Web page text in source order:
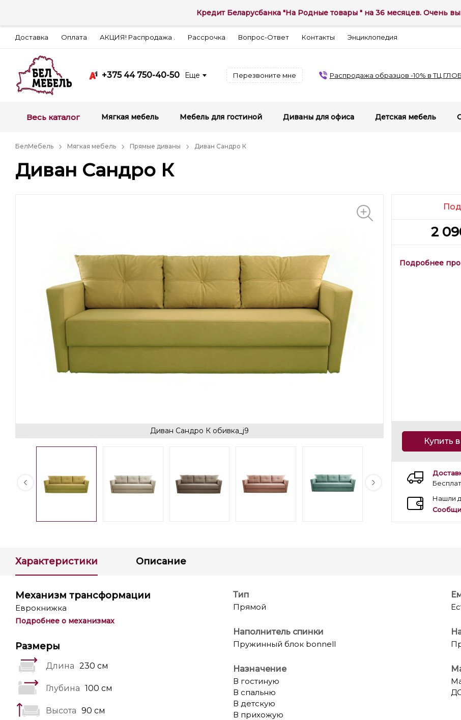
Доставка Оплата АКЦИЯ! Распродажа . Рассрочка Вопрос-Ответ Контакты Энциклопедия
+375 44 750-40-50 Еще Перезвоните мне Распродажа образцов -10% в ТЦ
Весь каталог Мягкая мебель Мебель для гостиной Диваны для офиса Детская мебель
БелМебель Мягкая мебель Прямые диваны Диван Сандро К
Диван Сандро К
Диван Сандро К обивка_j9
2
Подробнее про
Купить
Нашли
Характеристики Описание
Механизм трансформации
Еврокнижка
Подробнее о механизмах
Размеры
Длина 230 см
Глубина 100 см
Высота 90 см
Тип
Прямой
Наполнитель спинки
Пружинный блок bonnell
Назначение
В гостиную
В спальню
В детскую
В прихожую
Кредит Беларусбанка "На Родные товары " на 36 месяцев. Очень